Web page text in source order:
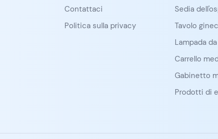
Contattaci
Politica sulla privacy
Sedia
Tavolo
Lampada
Carrello
Gabinetto
Prodotti di